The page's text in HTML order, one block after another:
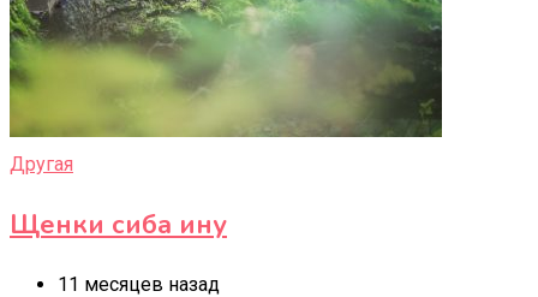
Другая
Щенки сиба ину
11 месяцев назад